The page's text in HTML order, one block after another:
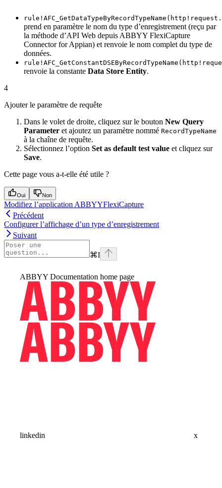
prend en paramètre le nom du type d’enregistrement (reçu par
la méthode d’API Web depuis ABBYY FlexiCapture
Connector for Appian) et renvoie le nom complet du type de
données.
renvoie la constante Data Store Entity.
4
Ajouter le paramètre de requête
Dans le volet de droite, cliquez sur le bouton New Query
Parameter et ajoutez un paramètre nommé RecordTypeName
à la chaîne de requête.
Sélectionnez l’option Set as default test value et cliquez sur
Save.
Cette page vous a-t-elle été utile ?
Oui Non
Modifiez l’application ABBYYFlexiCapture
Précédent
Configurer l’affichage d’un type d’enregistrement
Suivant
⌘I
ABBYY Documentation home page
linkedin x